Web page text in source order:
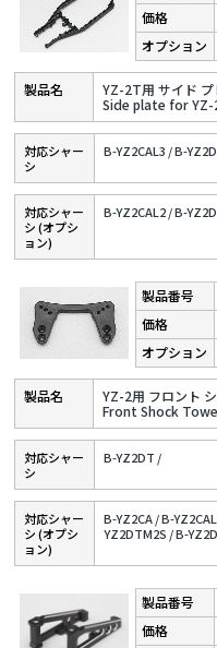
YZ-2T用 サイド プ
Side plate for YZ-
対応シャー
シ
B-YZ2CAL3 /B-
対応シャー
シ (オプシ
ョン)
B-YZ2CAL2 /B-
YZ-2用 フロント
Front Shock
対応シャー
シ
B-YZ2DT /
対応シャー
シ (オプシ
ョン)
B-YZ2CA /B-
YZ2DTM2S /B-